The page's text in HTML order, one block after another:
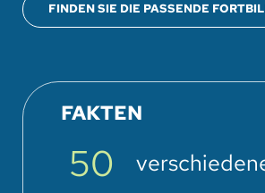
FINDEN SIE DIE PASSENDE
FAKTEN
50